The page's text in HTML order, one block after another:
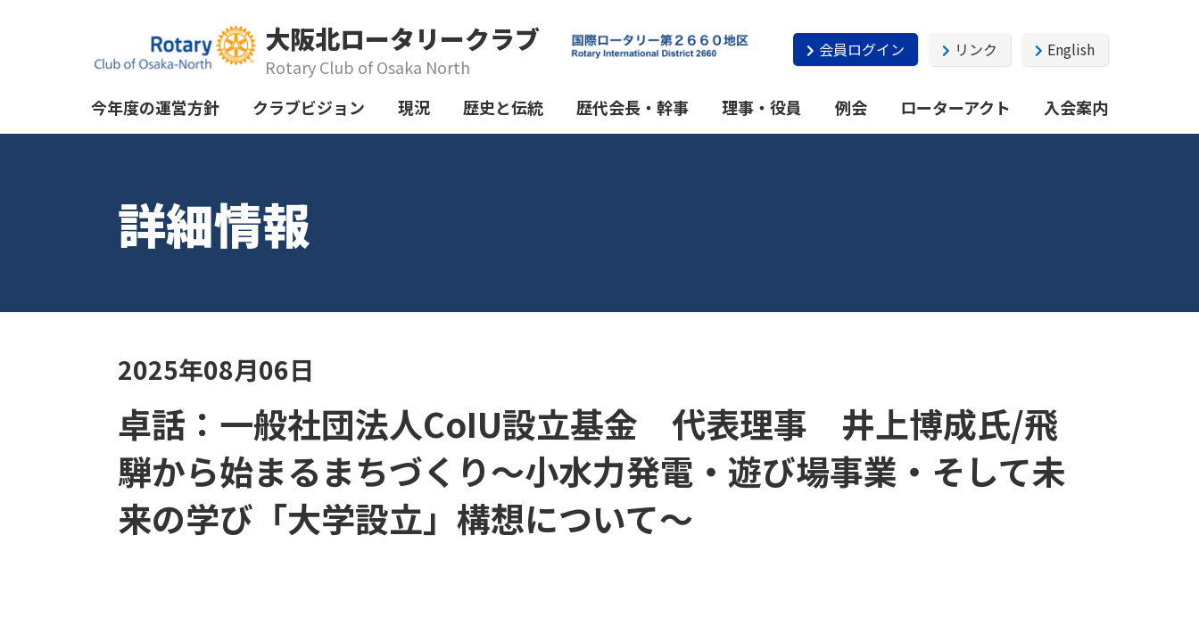
大阪北ロータリークラブ
Rotary Club of Osaka North
会員ログイン リンク English
今年度の運営方針 クラブビジョン 現況 歴史と伝統 歴代会長・幹事 理事・役員 例会 ローターアクト 入会案内
詳細情報
2025年08月06日
卓話：一般社団法人CoIU設立基金 代表理事 井上博成氏/飛
騨から始まるまちづくり～小水力発電・遊び場事業・そして未
来の学び「大学設立」構想について～